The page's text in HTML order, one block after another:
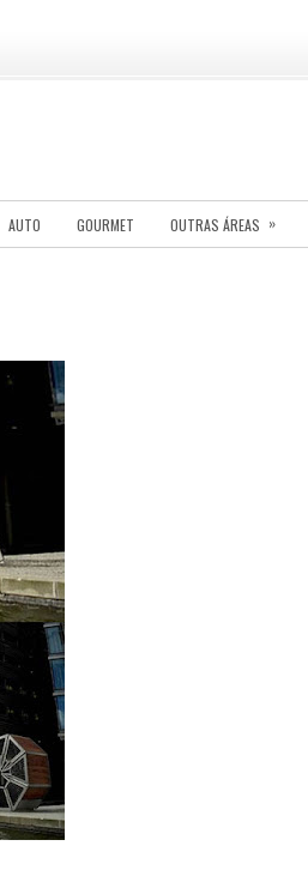
AUTO GOURMET OUTRAS ÁREAS »